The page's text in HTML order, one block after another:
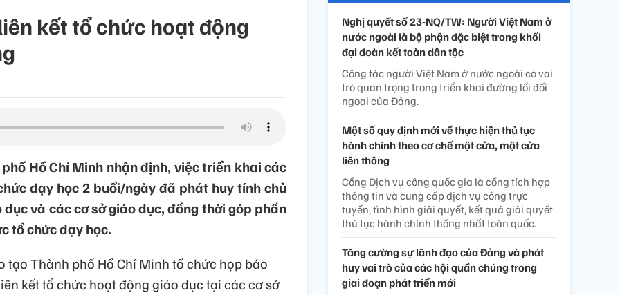
kết tổ chức hoạt động
Hồ Chí Minh nhận định, việc triển khai các
dạy học 2 buổi/ngày đã phát huy tính chủ
và các cơ sở giáo dục, đồng thời góp phần
tổ chức dạy học.
tạo Thành phố Hồ Chí Minh tổ chức họp báo
kết tổ chức hoạt động giáo dục tại các cơ sở
Nghị quyết số 23-NQ/TW: Người Việt Nam ở
nước ngoài là bộ phận đặc biệt trong khối
đại đoàn kết toàn dân tộc
Công tác người Việt Nam ở nước ngoài có vai
trò quan trọng trong triển khai đường lối đối
ngoại của Đảng.
Một số quy định mới về thực hiện thủ tục
hành chính theo cơ chế một cửa, một cửa
liên thông
Cổng Dịch vụ công quốc gia là cổng tích hợp
thông tin và cung cấp dịch vụ công trực
tuyến, tình hình giải quyết, kết quả giải quyết
thủ tục hành chính thống nhất toàn quốc.
Tăng cường sự lãnh đạo của Đảng và phát
huy vai trò của các hội quần chúng trong
giai đoạn phát triển mới